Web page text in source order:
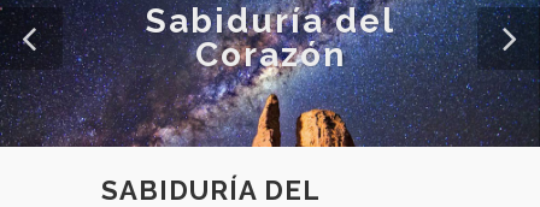
Sabiduría del
Corazón
SABIDURÍA DEL